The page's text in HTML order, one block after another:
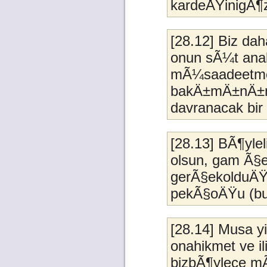
[28.12] Biz
onun sÃ¼t
davranacak
[28.13]
olsun, gam
pekÃ§oÄŸu
[28.14] Musa
onahikmet ve
bizbÃ¶ylece